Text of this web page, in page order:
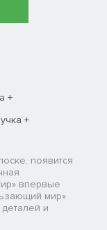
+
+
появится
впервые
мир»
и